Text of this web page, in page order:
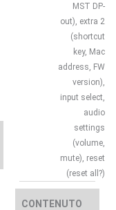
MST DP-
out), extra 2
(shortcut
key, Mac
address, FW
version),
input select,
audio
settings
(volume,
mute), reset
(reset all?)
CONTENUTO